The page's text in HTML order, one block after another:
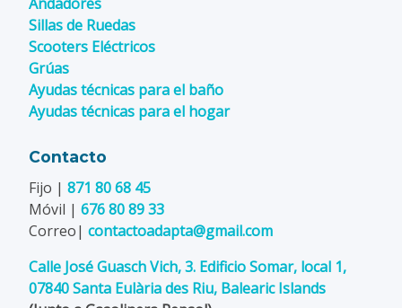
Sillas de Ruedas
Scooters Eléctricos
Grúas
Ayudas técnicas para el baño
Ayudas técnicas para el hogar
Contacto
Fijo | 871 80 68 45
Móvil | 676 80 89 33
Correo| contactoadapta@gmail.com
Calle José Guasch Vich, 3. Edificio Somar, local 1,
07840 Santa Eulària des Riu, Balearic Islands